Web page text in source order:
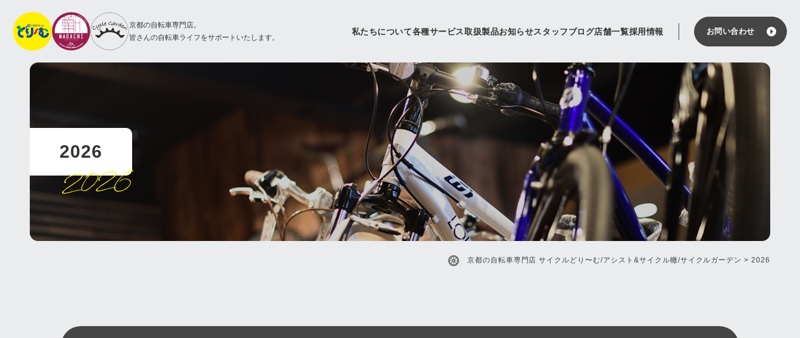
京都の自転車専門店。
皆さんの自転車ライフをサポートいたします。
私たちについて各種サービス取扱製品お知らせスタッフブログ店舗一覧採用情報 お問い合わせ
2026
2026
京都の自転車専門店 サイクルどり〜む/アシスト&サイクル轍/サイクルガーデン >2026